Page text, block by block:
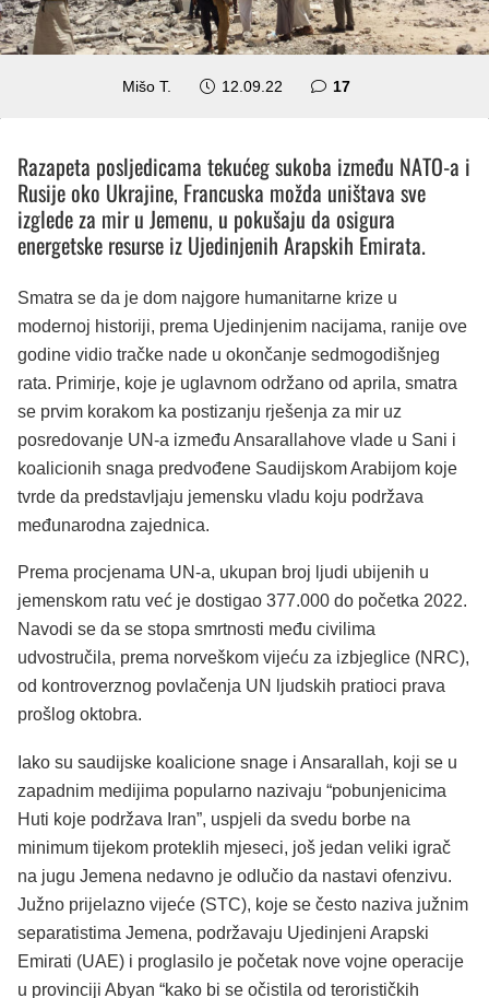
Mišo T. 12.09.22 17komentara
Razapeta posljedicama tekućeg sukoba između NATO-a i
Rusije oko Ukrajine, Francuska možda uništava sve
izglede za mir u Jemenu, u pokušaju da osigura
energetske resurse iz Ujedinjenih Arapskih Emirata.
Smatra se da je dom najgore humanitarne krize u
modernoj historiji, prema Ujedinjenim nacijama, ranije ove
godine vidio tračke nade u okončanje sedmogodišnjeg
rata. Primirje, koje je uglavnom održano od aprila, smatra
se prvim korakom ka postizanju rješenja za mir uz
posredovanje UN-a između Ansarallahove vlade u Sani i
koalicionih snaga predvođene Saudijskom Arabijom koje
tvrde da predstavljaju jemensku vladu koju podržava
međunarodna zajednica.
Prema procjenama UN-a, ukupan broj ljudi ubijenih u
jemenskom ratu već je dostigao 377.000 do početka 2022.
Navodi se da se stopa smrtnosti među civilima
udvostručila, prema norveškom vijeću za izbjeglice (NRC),
od kontroverznog povlačenja UN ljudskih pratioci prava
prošlog oktobra.
Iako su saudijske koalicione snage i Ansarallah, koji se u
zapadnim medijima popularno nazivaju “pobunjenicima
Huti koje podržava Iran”, uspjeli da svedu borbe na
minimum tijekom proteklih mjeseci, još jedan veliki igrač
na jugu Jemena nedavno je odlučio da nastavi ofenzivu.
Južno prijelazno vijeće (STC), koje se često naziva južnim
separatistima Jemena, podržavaju Ujedinjeni Arapski
Emirati (UAE) i proglasilo je početak nove vojne operacije
u provinciji Abyan “kako bi se očistila od terorističkih